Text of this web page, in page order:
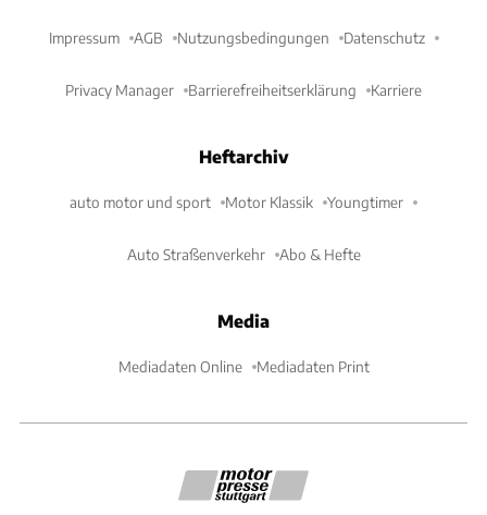
Impressum AGB Nutzungsbedingungen Datenschutz
Privacy Manager Barrierefreiheitserklärung Karriere
Heftarchiv
auto motor und sport Motor Klassik Youngtimer
Auto Straßenverkehr Abo & Hefte
Media
Mediadaten Online Mediadaten Print